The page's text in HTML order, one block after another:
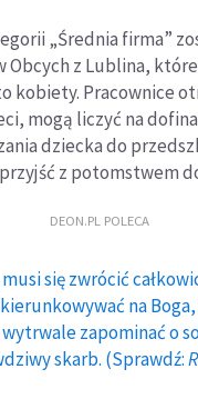
„Średnia firma”
Obcych z Lublina,
kobiety. Pracownice
mogą liczyć na
dziecka do
z potomstwem
DEON.PL POLECA
się zwrócić
na
zapominać o
skarb. (Sprawdź: